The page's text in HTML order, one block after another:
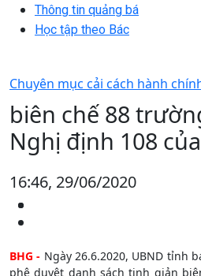
Thông tin quảng bá
Học tập theo Bác
Chuyên mục cải cách hành
biên chế 88
Nghị định 108
16:46, 29/06/2020
BHG - Ngày 26.6.2020, UBND tỉnh
phê duyệt danh sách tinh giản